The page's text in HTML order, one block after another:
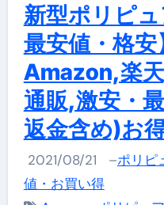
新型ポリピ
最安値・格安
Amazon,楽
通販,激安・
返金含め)お
2021/08/21 –ポリピ
値・お買い得